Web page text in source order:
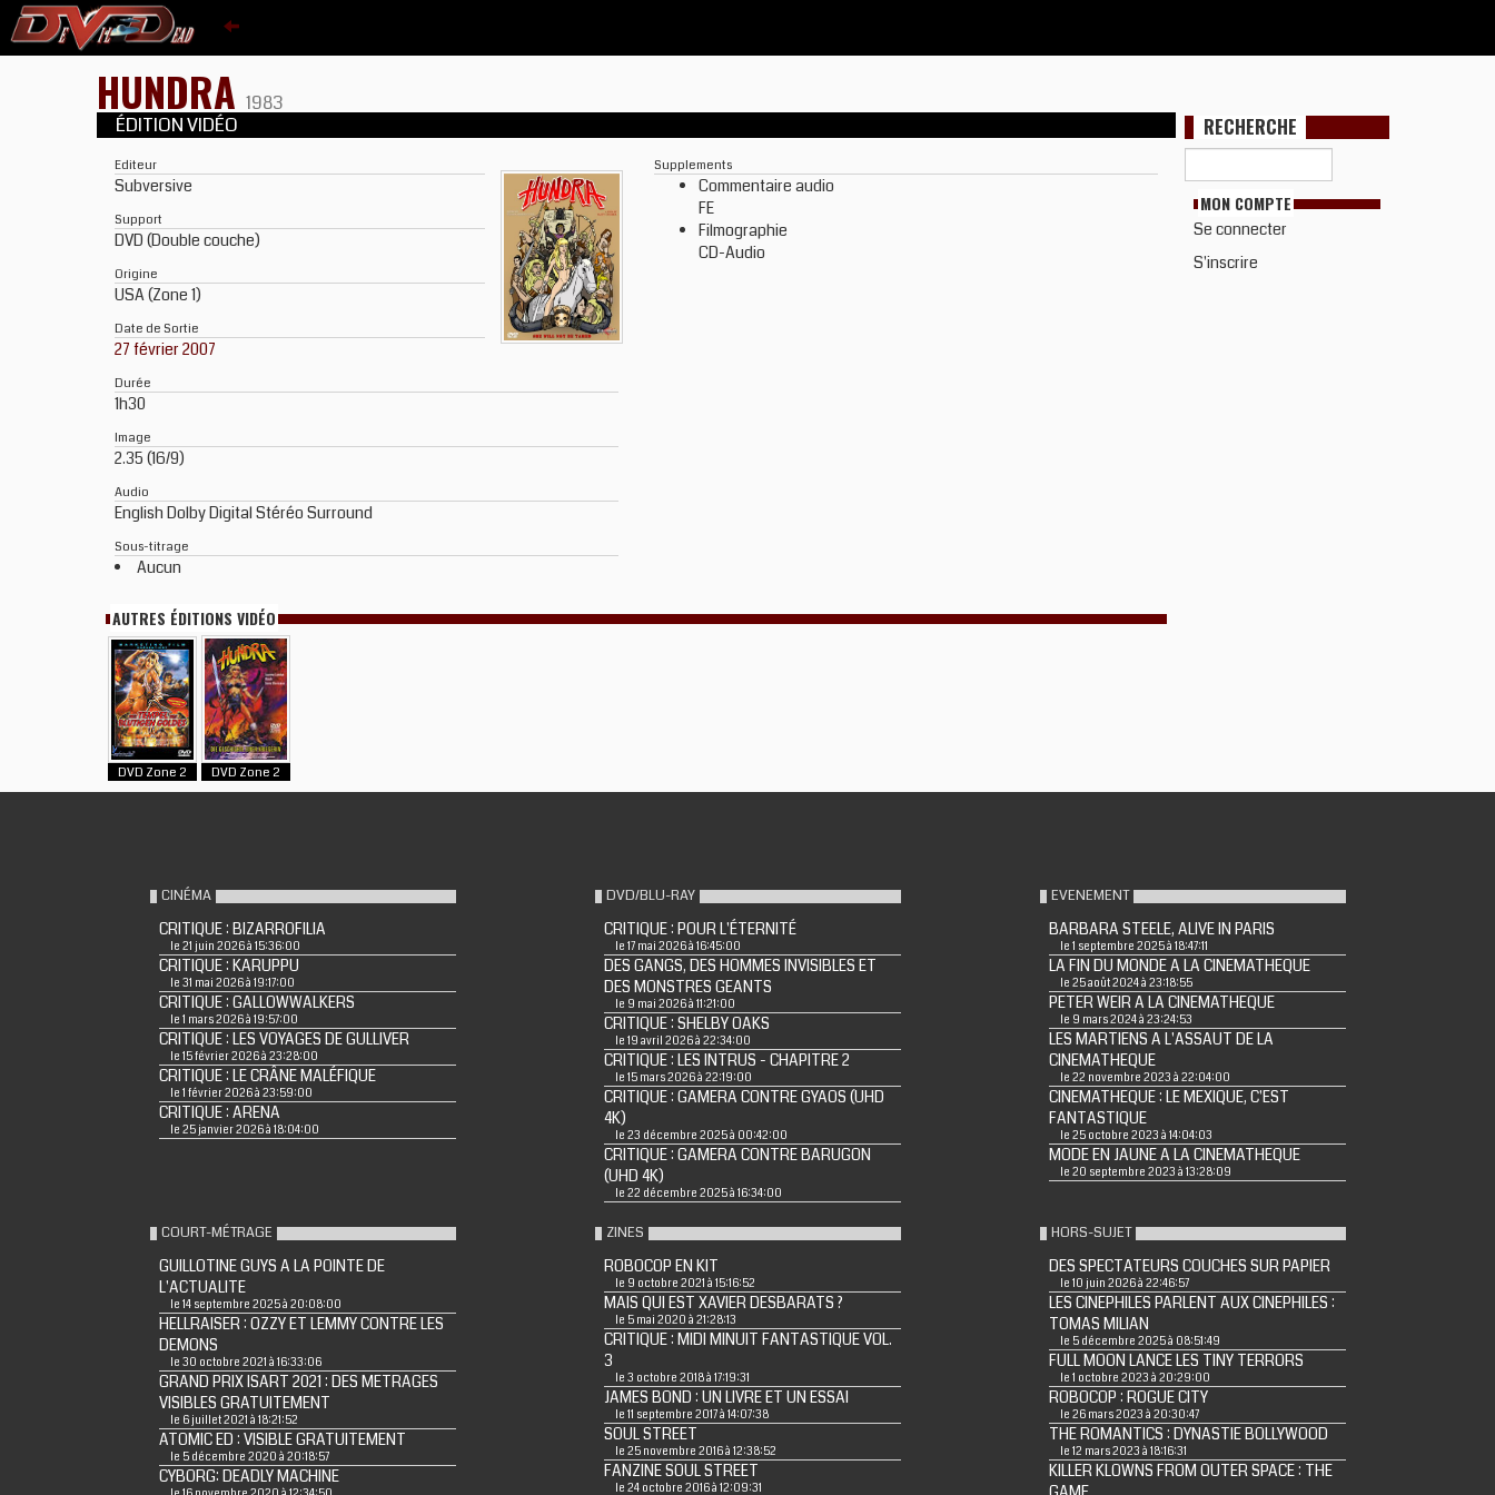
HUNDRA 1983
ÉDITION VIDÉO
Editeur
Subversive
Support
DVD (Double couche)
Origine
USA (Zone 1)
Date de Sortie
27 février 2007
Durée
1h30
Image
2.35 (16/9)
Audio
English Dolby Digital Stéréo Surround
Sous-titrage
Aucun
Supplements
Commentaire audio
FE
Filmographie
CD-Audio
AUTRES ÉDITIONS VIDÉO
DVD Zone 2 DVD Zone 2
RECHERCHE
MON COMPTE
Se connecter
S'inscrire
CINÉMA
CRITIQUE : BIZARROFILIA
le 21 juin 2026 à 15:36:00
CRITIQUE : KARUPPU
le 31 mai 2026 à 19:17:00
CRITIQUE : GALLOWWALKERS
le 1 mars 2026 à 19:57:00
CRITIQUE : LES VOYAGES DE GULLIVER
le 15 février 2026 à 23:28:00
CRITIQUE : LE CRÂNE MALÉFIQUE
le 1 février 2026 à 23:59:00
CRITIQUE : ARENA
le 25 janvier 2026 à 18:04:00
DVD/BLU-RAY
CRITIQUE : POUR L'ÉTERNITÉ
le 17 mai 2026 à 16:45:00
DES GANGS, DES HOMMES INVISIBLES ET
DES MONSTRES GEANTS
le 9 mai 2026 à 11:21:00
CRITIQUE : SHELBY OAKS
le 19 avril 2026 à 22:34:00
CRITIQUE : LES INTRUS - CHAPITRE 2
le 15 mars 2026 à 22:19:00
CRITIQUE : GAMERA CONTRE GYAOS (UHD
4K)
le 23 décembre 2025 à 00:42:00
CRITIQUE : GAMERA CONTRE BARUGON
(UHD 4K)
le 22 décembre 2025 à 16:34:00
EVENEMENT
BARBARA STEELE, ALIVE IN PARIS
le 1 septembre 2025 à 18:47:11
LA FIN DU MONDE A LA CINEMATHEQUE
le 25 août 2024 à 23:18:55
PETER WEIR A LA CINEMATHEQUE
le 9 mars 2024 à 23:24:53
LES MARTIENS A L'ASSAUT DE LA
CINEMATHEQUE
le 22 novembre 2023 à 22:04:00
CINEMATHEQUE : LE MEXIQUE, C'EST
FANTASTIQUE
le 25 octobre 2023 à 14:04:03
MODE EN JAUNE A LA CINEMATHEQUE
le 20 septembre 2023 à 13:28:09
COURT-MÉTRAGE
GUILLOTINE GUYS A LA POINTE DE
L'ACTUALITE
le 14 septembre 2025 à 20:08:00
HELLRAISER : OZZY ET LEMMY CONTRE LES
DEMONS
le 30 octobre 2021 à 16:33:06
GRAND PRIX ISART 2021 : DES METRAGES
VISIBLES GRATUITEMENT
le 6 juillet 2021 à 18:21:52
ATOMIC ED : VISIBLE GRATUITEMENT
le 5 décembre 2020 à 20:18:57
CYBORG: DEADLY MACHINE
ZINES
ROBOCOP EN KIT
le 9 octobre 2021 à 15:16:52
MAIS QUI EST XAVIER DESBARATS ?
le 5 mai 2020 à 21:28:13
CRITIQUE : MIDI MINUIT FANTASTIQUE VOL.
3
le 3 octobre 2018 à 17:19:31
JAMES BOND : UN LIVRE ET UN ESSAI
le 11 septembre 2017 à 14:07:38
SOUL STREET
le 25 novembre 2016 à 12:38:52
FANZINE SOUL STREET
le 24 octobre 2016 à 12:09:31
HORS-SUJET
DES SPECTATEURS COUCHES SUR PAPIER
le 10 juin 2026 à 22:46:57
LES CINEPHILES PARLENT AUX CINEPHILES :
TOMAS MILIAN
le 5 décembre 2025 à 08:51:49
FULL MOON LANCE LES TINY TERRORS
le 1 octobre 2023 à 20:29:00
ROBOCOP : ROGUE CITY
le 26 mars 2023 à 20:30:47
THE ROMANTICS : DYNASTIE BOLLYWOOD
le 12 mars 2023 à 18:16:31
KILLER KLOWNS FROM OUTER SPACE : THE